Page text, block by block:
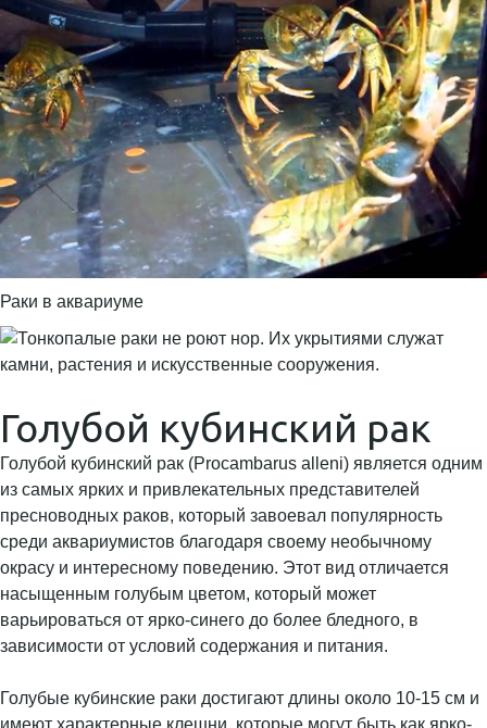
Раки в аквариуме
Голубой кубинский рак
Голубой кубинский рак (Procambarus alleni) является одним
из самых ярких и привлекательных представителей
пресноводных раков, который завоевал популярность
среди аквариумистов благодаря своему необычному
окрасу и интересному поведению. Этот вид отличается
насыщенным голубым цветом, который может
варьироваться от ярко-синего до более бледного, в
зависимости от условий содержания и питания.
Голубые кубинские раки достигают длины около 10-15 см и
имеют характерные клешни, которые могут быть как ярко-